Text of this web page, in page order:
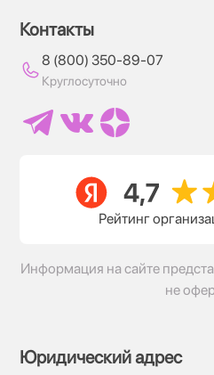
Контакты
8 (800) 350-89-07
Круглосуточно
Рейтинг
Информация на сайте
не
Юридический адрес